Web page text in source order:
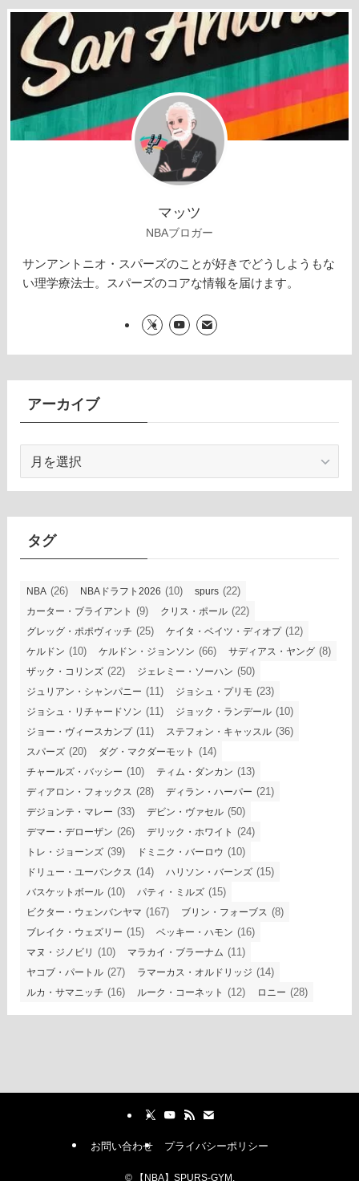
マッツ
NBAブロガー
サンアントニオ・スパーズのことが好きでどうしようもな
い理学療法士。スパーズのコアな情報を届けます。
アーカイブ
カ
イ
タグ
NBA (26) NBAドラフト2026 (10) spurs (22)
カーター・ブライアント (9) クリス・ポール (22)
グレッグ・ポポヴィッチ (25) ケイタ・ベイツ・ディオプ(12)
ケルドン (10) ケルドン・ジョンソン (66) サディアス・ヤング (8)
ザック・コリンズ (22) ジェレミー・ソーハン (50)
ジュリアン・シャンパニー (11) ジョシュ・プリモ (23)
ジョシュ・リチャードソン (11) ジョック・ランデール (10)
ジョー・ヴィースカンプ(11) ステフォン・キャッスル (36)
スパーズ (20) ダグ・マクダーモット (14)
チャールズ・バッシー (10) ティム・ダンカン (13)
ディアロン・フォックス (28) ディラン・ハーパー (21)
デジョンテ・マレー (33) デビン・ヴァセル (50)
デマー・デローザン (26) デリック・ホワイト (24)
トレ・ジョーンズ (39) ドミニク・バーロウ (10)
ドリュー・ユーバンクス (14) ハリソン・バーンズ (15)
バスケットボール (10) パティ・ミルズ (15)
ビクター・ウェンバンヤマ (167) ブリン・フォーブス (8)
ブレイク・ウェズリー (15) ベッキー・ハモン (16)
マヌ・ジノビリ (10) マラカイ・ブラーナム (11)
ヤコブ・パートル (27) ラマーカス・オルドリッジ (14)
ルカ・サマニッチ (16) ルーク・コーネット (12) ロニー (28)
お問い合わせ プライバシーポリシー
©【NBA】SPURS-GYM.